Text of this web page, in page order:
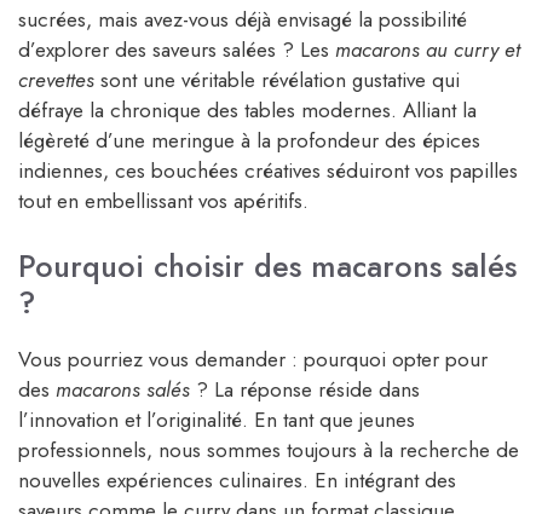
sucrées, mais avez-vous déjà envisagé la possibilité
d’explorer des saveurs salées ? Les macarons au curry et
crevettes sont une véritable révélation gustative qui
défraye la chronique des tables modernes. Alliant la
légèreté d’une meringue à la profondeur des épices
indiennes, ces bouchées créatives séduiront vos papilles
tout en embellissant vos apéritifs.
Pourquoi choisir des macarons salés
?
Vous pourriez vous demander : pourquoi opter pour
des macarons salés ? La réponse réside dans
l’innovation et l’originalité. En tant que jeunes
professionnels, nous sommes toujours à la recherche de
nouvelles expériences culinaires. En intégrant des